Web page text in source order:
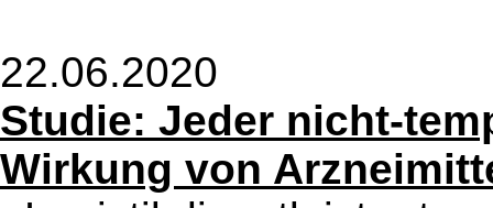
22.06.2020
Studie: Jeder nicht-
Wirkung von